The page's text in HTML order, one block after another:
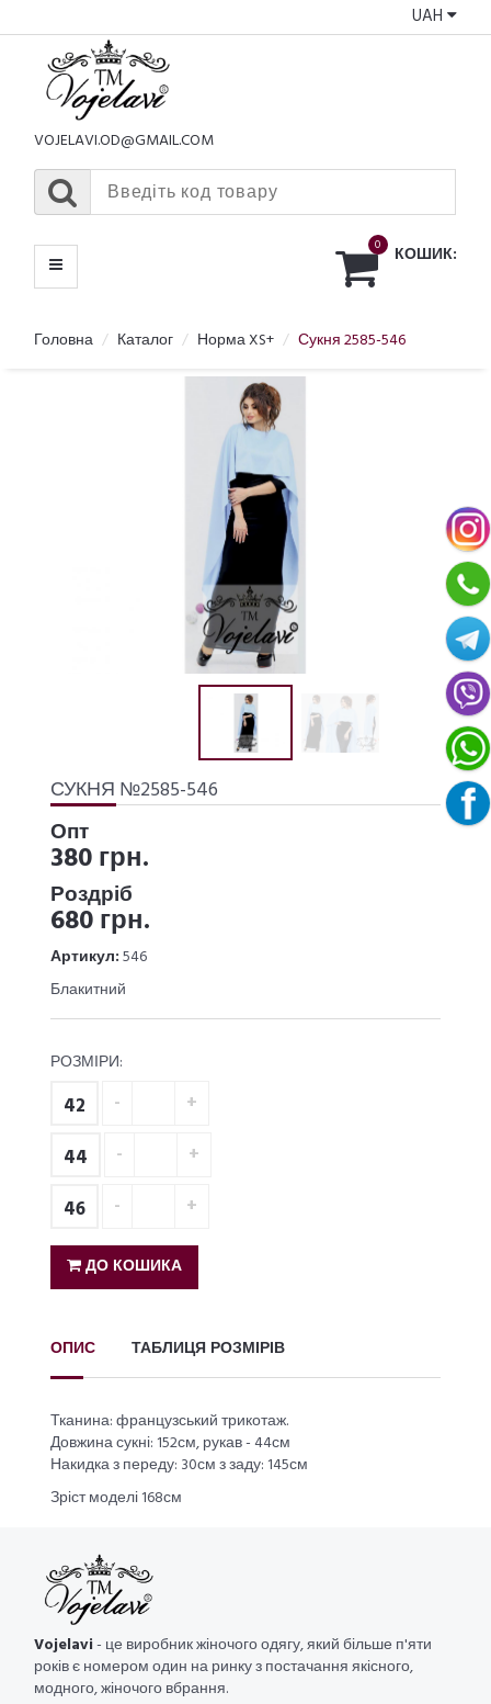
UAH
VOJELAVI.OD@GMAIL.COM
0 КОШИК:
МЕНЮ
Головна Каталог Норма XS+ Сукня 2585-546
СУКНЯ №2585-546
Опт
380 грн.
Роздріб
680 грн.
Артикул:546
Блакитний
РОЗМІРИ:
42
44
46
ДО КОШИКА
ОПИС ТАБЛИЦЯ РОЗМІРІВ
Тканина: французський трикотаж.
Довжина сукні: 152см, рукав - 44см
Накидка з переду: 30см з заду: 145см
Зріст моделі 168см
Vojelavi- це виробник жіночого одягу, який більше п'яти
років є номером один на ринку з постачання якісного,
модного, жіночого вбрання.